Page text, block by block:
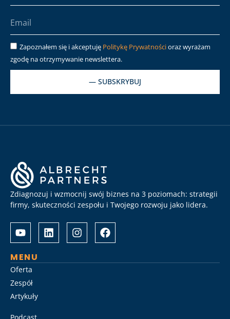
Zapoznałem się i akceptuję Politykę Prywatnościoraz wyrażam
zgodę na otrzymywanie newslettera.
— SUBSKRYBUJ
Zdiagnozuj i wzmocnij swój biznes na 3 poziomach: strategii
firmy, skuteczności zespołu i Twojego rozwoju jako lidera.
Albrecht
Partners
разом
із
Сіті
розробили
Разом
Albrechtpartners
в
Slot
провели
дослідження
MENU
Oferta
Zespół
Artykuły